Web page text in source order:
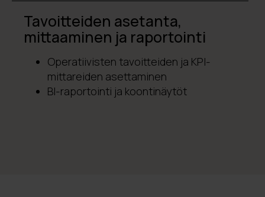
Tavoitteiden asetanta,
mittaaminen ja raportointi
Operatiivisten tavoitteiden ja KPI-
mittareiden asettaminen
BI-raportointi ja koontinäytöt